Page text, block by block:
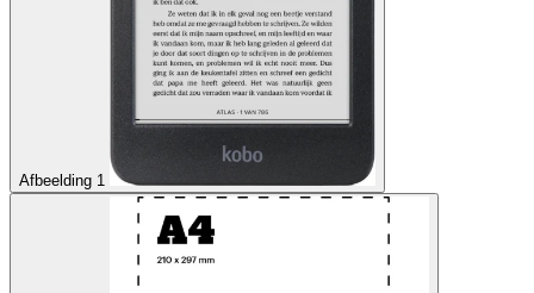
Afbeelding 1